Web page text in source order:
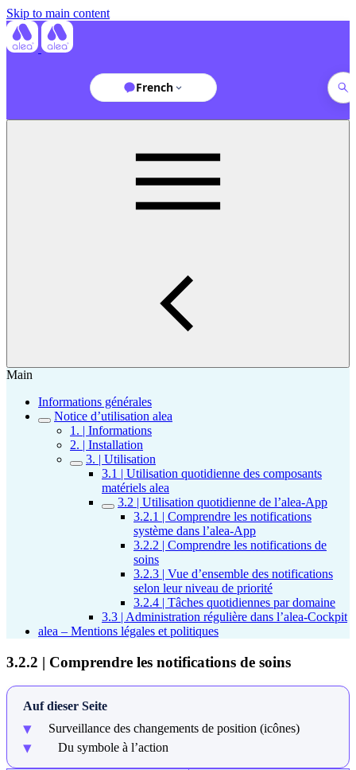
Skip to main content
French
Main
Informations générales
Notice d’utilisation alea
1. | Informations
2. | Installation
3. | Utilisation
3.1 | Utilisation quotidienne des composants
matériels alea
3.2 | Utilisation quotidienne de l’alea-App
3.2.1 | Comprendre les notifications
système dans l’alea-App
3.2.2 | Comprendre les notifications de
soins
3.2.3 | Vue d’ensemble des notifications
selon leur niveau de priorité
3.2.4 | Tâches quotidiennes par domaine
3.3 | Administration régulière dans l’alea-Cockpit
alea – Mentions légales et politiques
3.2.2 | Comprendre les notifications de soins
Auf dieser Seite
Surveillance des changements de position (icônes)
Du symbole à l’action